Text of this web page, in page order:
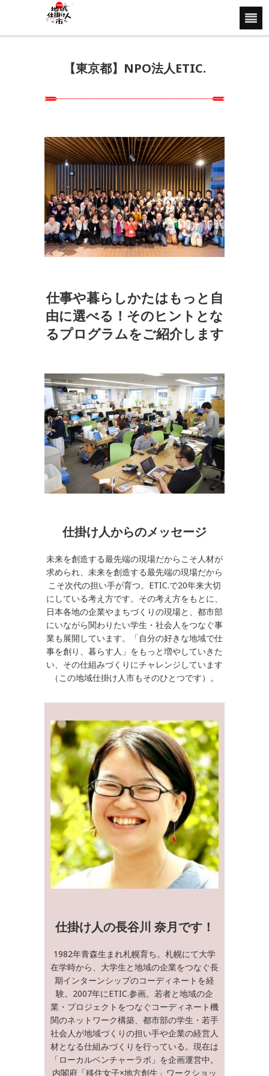
【東京都】NPO法人ETIC.
仕事や暮らしかたはもっと自
由に選べる！そのヒントとな
るプログラムをご紹介します
仕掛け人からのメッセージ
未来を創造する最先端の現場だからこそ人材が
求められ、未来を創造する最先端の現場だから
こそ次代の担い手が育つ。ETIC.で20年来大切
にしている考え方です。その考え方をもとに、
日本各地の企業やまちづくりの現場と、都市部
にいながら関わりたい学生・社会人をつなぐ事
業も展開しています。「自分の好きな地域で仕
事を創り、暮らす人」をもっと増やしていきた
い、その仕組みづくりにチャレンジしています
（この地域仕掛け人市もそのひとつです）。
仕掛け人の長谷川 奈月です！
1982年青森生まれ札幌育ち。札幌にて大学
在学時から、大学生と地域の企業をつなぐ長
期インターンシップのコーディネートを経
験。2007年にETIC.参画。若者と地域の企
業・プロジェクトをつなぐコーディネート機
関のネットワーク構築、都市部の学生・若手
社会人が地域づくりの担い手や企業の経営人
材となる仕組みづくりを行っている。現在は
「ローカルベンチャーラボ」を企画運営中。
内閣府「移住女子×地方創生」ワークショッ